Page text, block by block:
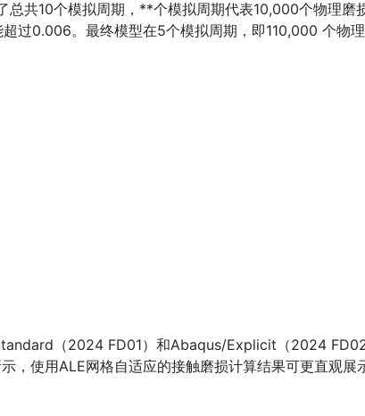
共10个模拟周期，**个模拟周期代表10,000个物理
过0.006。最终模型在5个模拟周期，即110,000 个物
（2024 FD01）和Abaqus/Explicit（2024 FD02
使用ALE网格自适应的接触磨损计算结果可更直观展